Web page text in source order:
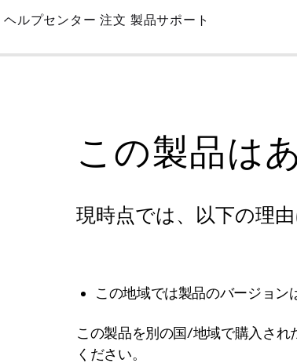
Skip
Main
ヘルプセンター 注文 製品サポート
この製品は
現時点では、以下の理
この地域では製品のバージョン
この製品を別の国/地域で購入され
ください。